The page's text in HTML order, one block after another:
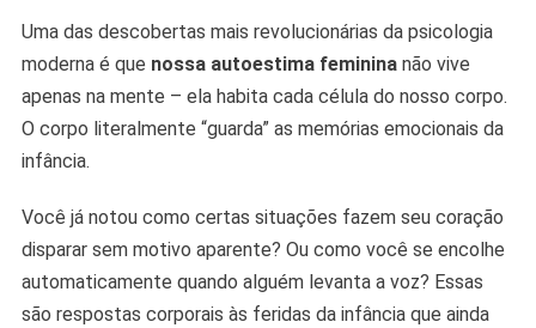
Uma das descobertas mais revolucionárias da psicologia
moderna é que nossa autoestima femininanão vive
apenas na mente – ela habita cada célula do nosso corpo.
O corpo literalmente “guarda” as memórias emocionais da
infância.
Você já notou como certas situações fazem seu coração
disparar sem motivo aparente? Ou como você se encolhe
automaticamente quando alguém levanta a voz? Essas
são respostas corporais às feridas da infância que ainda